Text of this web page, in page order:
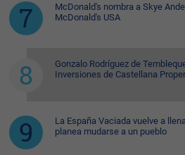
McDonald's nombra a Skye
McDonald's USA
Gonzalo Rodríguez de
Inversiones de Castellana
La España Vaciada vuelve a
planea mudarse a un pueblo